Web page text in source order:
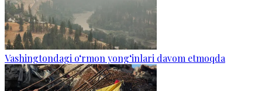
Vashingtondagi o‘rmon yong‘inlari davom etmoqda